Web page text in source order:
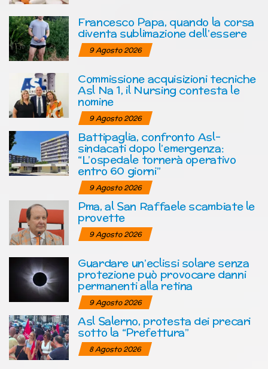
Francesco Papa, quando la corsa
diventa sublimazione dell’essere
9 Agosto 2026
Commissione acquisizioni tecniche
Asl Na 1, il Nursing contesta le
nomine
9 Agosto 2026
Battipaglia, confronto Asl-
sindacati dopo l’emergenza:
“L’ospedale tornerà operativo
entro 60 giorni”
9 Agosto 2026
Pma, al San Raffaele scambiate le
provette
9 Agosto 2026
Guardare un’eclissi solare senza
protezione può provocare danni
permanenti alla retina
9 Agosto 2026
Asl Salerno, protesta dei precari
sotto la “Prefettura”
8 Agosto 2026